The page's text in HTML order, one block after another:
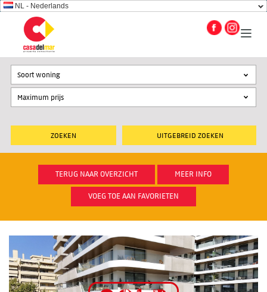
NL - Nederlands
UITGEBREID ZOEKEN
Soort woning
TERUG NAAR OVERZICHT MEER INFO
VOEG TOE AAN FAVORIETEN